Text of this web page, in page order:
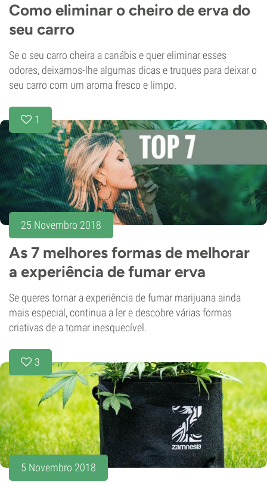
Como eliminar o cheiro de erva do
seu carro
Se o seu carro cheira a canábis e quer eliminar esses
odores, deixamos-lhe algumas dicas e truques para deixar o
seu carro com um aroma fresco e limpo.
1
25 Novembro 2018
As 7 melhores formas de melhorar
a experiência de fumar erva
Se queres tornar a experiência de fumar marijuana ainda
mais especial, continua a ler e descobre várias formas
criativas de a tornar inesquecível.
3
5 Novembro 2018